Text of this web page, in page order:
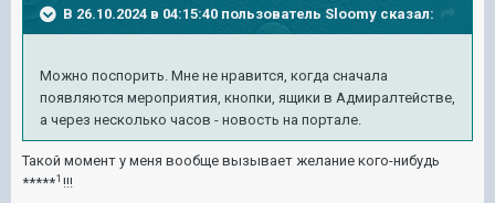
В 26.10.2024 в 04:15:40 пользователь Sloomy сказал:
Можно поспорить. Мне не нравится, когда сначала
появляются мероприятия, кнопки, ящики в Адмиралтействе,
а через несколько часов - новость на портале.
Такой момент у меня вообще вызывает желание кого-нибудь
*****1 !!!